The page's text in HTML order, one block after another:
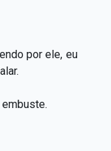
por ele, eu